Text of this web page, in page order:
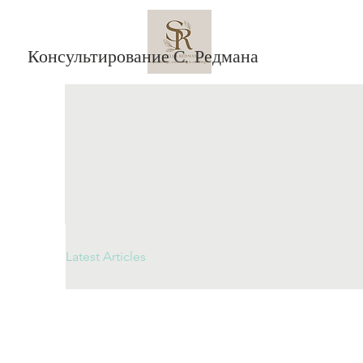
Консультирование С. Редмана
Latest Articles